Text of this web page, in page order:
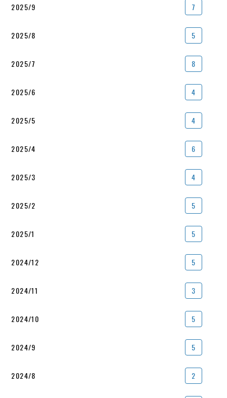
2025/9 7
2025/8 5
2025/7 8
2025/6 4
2025/5 4
2025/4 6
2025/3 4
2025/2 5
2025/1 5
2024/12 5
2024/11 3
2024/10 5
2024/9 5
2024/8 2